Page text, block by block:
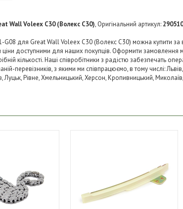
Wall Voleex C30 (Волекс C30), Оригінальний артикул:
для Great Wall Voleex C30 (Волекс C30) можна купити за
доступними для наших покупців. Оформити
кількості. Наші співробітники з радістю забезпечать
перевізників, з якими ми співпрацюємо, в тому числі:
Луцьк, Рівне, Хмельницький, Херсон, Кропивницький,